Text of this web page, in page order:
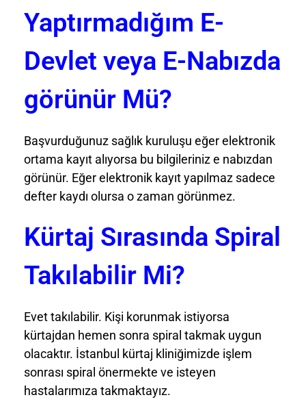
Yaptırmadığım E-
Devlet veya E-Nabızda
görünür Mü?
Başvurduğunuz sağlık kuruluşu eğer elektronik
ortama kayıt alıyorsa bu bilgileriniz e nabızdan
görünür. Eğer elektronik kayıt yapılmaz sadece
defter kaydı olursa o zaman görünmez.
Kürtaj Sırasında Spiral
Takılabilir Mi?
Evet takılabilir. Kişi korunmak istiyorsa
kürtajdan hemen sonra spiral takmak uygun
olacaktır. İstanbul kürtaj kliniğimizde işlem
sonrası spiral önermekte ve isteyen
hastalarımıza takmaktayız.